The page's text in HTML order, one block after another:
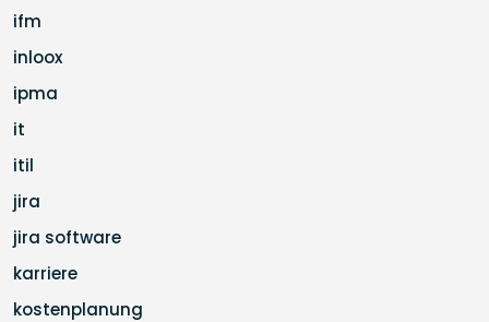
ifm
inloox
ipma
it
itil
jira
jira software
karriere
kostenplanung